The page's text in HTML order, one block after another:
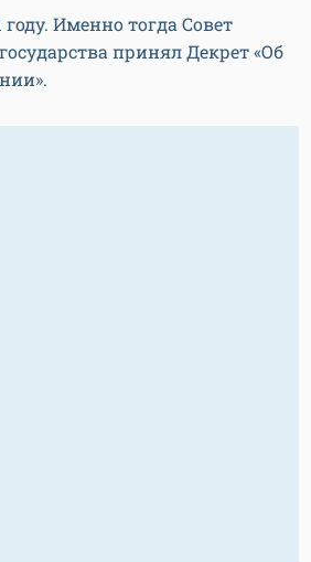
Именно тогда Совет
принял Декрет «Об